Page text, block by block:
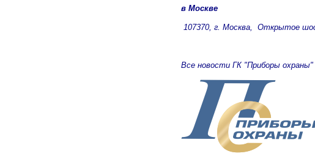
в Москве
107370, г. Москва, Открытое
Все новости ГК "Приборы